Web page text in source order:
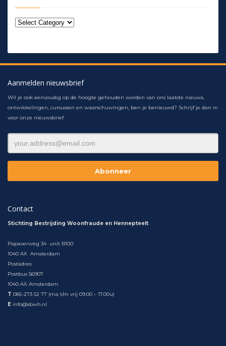
Aanmelden nieuwsbrief
Wil je ook eenvoudig op de hoogte gehouden worden van ons laatste nieuws,
ontwikkelingen, cursussen en waarschuwingen, ben je benieuwd? Schrijf je dan in
voor onze nieuwsbrief.
Contact
Stichting Bestrijding Woonfraude en Hennepteelt
Papaverweg 34 unit B100
1040 AX Amsterdam
Postadres:
Postbus 56907
1040 AX Amsterdam
T 085-273 52 77 (ma t/m vrij 09.00 – 17.00u)
E info@sbwh.nl